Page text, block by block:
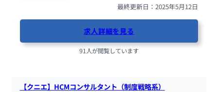
最終更新日：2025年5月12日
求人詳細を見る
91人が閲覧しています
【クニエ】HCMコンサルタント（制度戦略系）